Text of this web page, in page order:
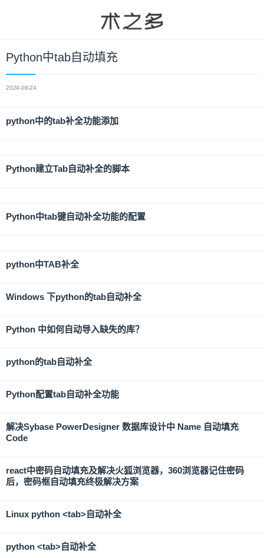
Python中tab自动填充
2024-08-24
python中的tab补全功能添加
Python建立Tab自动补全的脚本
Python中tab键自动补全功能的配置
python中TAB补全
Windows 下python的tab自动补全
Python 中如何自动导入缺失的库？
python的tab自动补全
Python配置tab自动补全功能
解决Sybase PowerDesigner 数据库设计中 Name 自动填充
Code
react中密码自动填充及解决火狐浏览器，360浏览器记住密码
后，密码框自动填充终极解决方案
Linux python <tab>自动补全
python <tab>自动补全